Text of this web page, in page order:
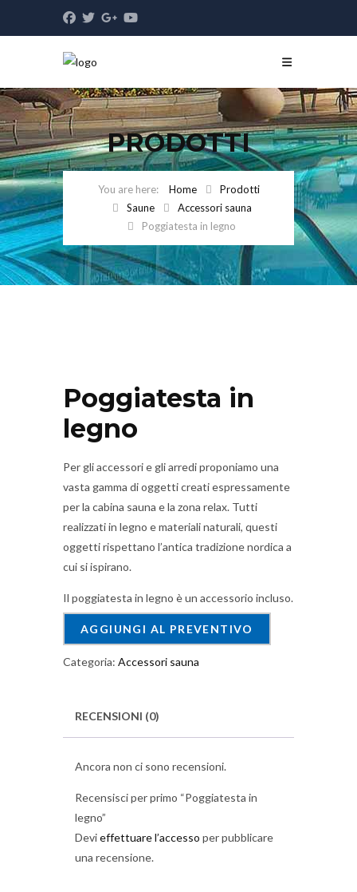
PRODOTTI
Home
Prodotti
Saune
Accessori sauna
Poggiatesta in legno
Poggiatesta in
legno
Per gli accessori e gli arredi proponiamo una
vasta gamma di oggetti creati espressamente
per la cabina sauna e la zona relax. Tutti
realizzati in legno e materiali naturali, questi
oggetti rispettano l’antica tradizione nordica a
cui si ispirano.
Il poggiatesta in legno è un accessorio incluso.
AGGIUNGI AL PREVENTIVO
Categoria: Accessori sauna
RECENSIONI (0)
Ancora non ci sono recensioni.
Recensisci per primo “Poggiatesta in
legno”
Devieffettuare l’accesso per pubblicare
una recensione.